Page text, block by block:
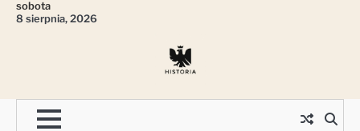
Skipsobota
8 sierpnia, 2026